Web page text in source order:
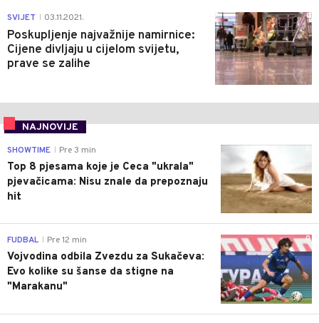
SVIJET 03.11.2021.
Poskupljenje najvažnije namirnice:
Cijene divljaju u cijelom svijetu,
prave se zalihe
0
NAJNOVIJE
0
SHOWTIME Pre 3 min
Top 8 pjesama koje je Ceca "ukrala"
pjevačicama: Nisu znale da prepoznaju
hit
0
FUDBAL Pre 12 min
Vojvodina odbila Zvezdu za Sukačeva:
Evo kolike su šanse da stigne na
"Marakanu"